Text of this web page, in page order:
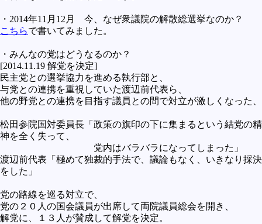
・2014年11月12月 今、なぜ衆議院の解散総選挙なのか？
こちらで書いてみました。
・みんなの党はどうなるのか？
[2014.11.19 解党を決定]
民主党との選挙協力を進める執行部と、
与党との連携を重視していた渡辺前代表ら、
他の野党との連携を目指す議員との間で対立が激しくなった、
松田参院国対委員長「政策の旗印の下に集まるという結党の精
神を全く失って、
党内はバラバラになってしまった」
渡辺前代表「極めて独裁的手法で、議論もなく、いきなり採決
をした」
党の路線を巡る対立で、
党の２０人の国会議員が出席して両院議員総会を開き、
解党に、１３人が賛成して解党を決定。